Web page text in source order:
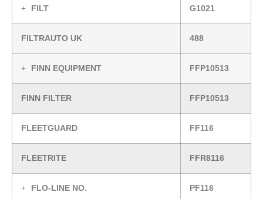
FILT G1021
FILTRAUTO UK 488
FINN EQUIPMENT FFP10513
FINN FILTER FFP10513
FLEETGUARD FF116
FLEETRITE FFR8116
FLO-LINE NO. PF116